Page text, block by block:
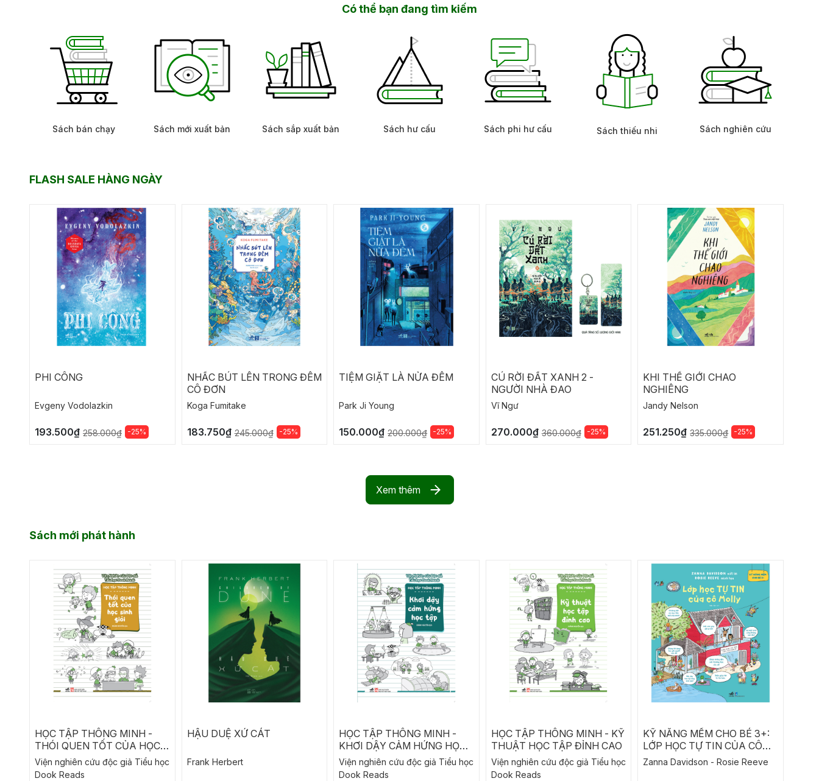
Có thể bạn đang tìm kiếm
Sách bán chạy Sách mới xuất bản Sách sắp xuất bản Sách hư cấu Sách phi hư cấu Sách thiếu nhi Sách nghiên cứu
FLASH SALE HÀNG NGÀY
PHI CÔNG
Evgeny Vodolazkin
193.500₫ 258.000₫ -25%
NHẤC BÚT LÊN TRONG ĐÊM
CÔ ĐƠN
Koga Fumitake
183.750₫ 245.000₫ -25%
TIỆM GIẶT LÀ NỬA ĐÊM
Park Ji Young
150.000₫ 200.000₫ -25%
CÚ RỜI ĐẤT XANH 2 -
NGƯỜI NHÀ ĐAO
Vĩ Ngư
270.000₫ 360.000₫ -25%
KHI THẾ GIỚI CHAO
NGHIÊNG
Jandy Nelson
251.250₫ 335.000₫ -25%
Xem thêm
Sách mới phát hành
HỌC TẬP THÔNG MINH -
THÓI QUEN TỐT CỦA HỌC
SINH GIỎI
Viện nghiên cứu độc giả Tiểu học
Dook Reads
HẬU DUỆ XỨ CÁT
Frank Herbert
HỌC TẬP THÔNG MINH -
KHƠI DẬY CẢM HỨNG HỌC
TẬP
Viện nghiên cứu độc giả Tiểu học
Dook Reads
HỌC TẬP THÔNG MINH - KỸ
THUẬT HỌC TẬP ĐỈNH CAO
Viện nghiên cứu độc giả Tiểu học
Dook Reads
KỸ NĂNG MỀM CHO BÉ 3+:
LỚP HỌC TỰ TIN CỦA CÔ
MOLLY
Zanna Davidson - Rosie Reeve